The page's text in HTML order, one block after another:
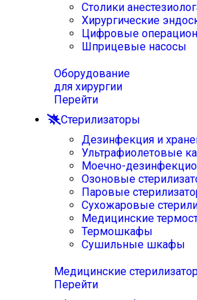
Столики
Хирургические
Цифровые
Шприцевые насосы
Оборудование
для хирургии
Перейти
Стерилизаторы
Дезинфекция и
Ультрафиолетовые
Моечно-
Озоновые
Паровые
Сухожаровые
Медицинские
Термошкафы
Сушильные шкафы
Медицинские
Перейти